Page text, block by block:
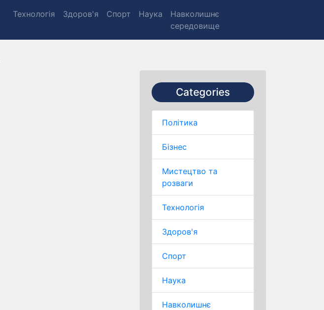
Технологія Здоров'я Спорт Наука
Навколишнє
середовище
Categories
Політика
Бізнес
Мистецтво та
розваги
Технологія
Здоров'я
Спорт
Наука
Навколишнє